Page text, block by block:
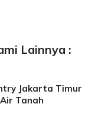
Lainnya :
Jakarta Timur
Tanah